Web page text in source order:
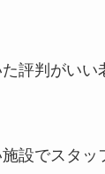
評判がいい
設でスタッ